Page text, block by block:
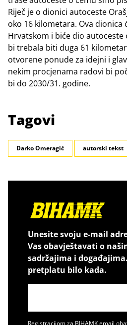
Riječ je o dionici autoceste
oko 16 kilometara. Ova dionica
Hrvatskom i biće dio autoceste
bi trebala biti duga 61
otvorene ponude za idejni i
nekim procjenama radovi bi
bi do 2030/31. godine.
Tagovi
Darko Omeragić autorski tekst
Unesite svoju e-mail
Vas obavještavati o
sadržajima i
pretplatu bilo kada.